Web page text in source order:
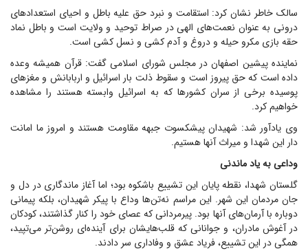
سالک خاطر نشان کرد: استقامت و نبرد حق علیه باطل و احیای استعداد‌های
درونی به عنوان نعمت‌های الهی در صراط توحید و ولایت است و باطل نماد
حقه بازی مکرو حیله و دروغ و آدم کشی و نسل کشی است.
نماینده پیشین اصفهان در مجلس شورای اسلامی گفت: قرآن همیشه وعده
داده است که حق پیروز است و سقوط ذلت بار اسرائیل و اربابانش و مغز‌های
پوسیده برخی از سران کشور‌ها که به اسرائیل وابسته هستند را مشاهده
خواهیم کرد.
وی یادآور شد: شهیدان پیشکسوت جبهه مقاومت هستند و امروز ما امانت
دار این شهدا و میراث آنها هستیم.
وداعی به یاد ماندنی
گلستان شهدا، نقطه پایان این تشییع باشکوه بود؛ اما آغاز ماندگاری در دل و
جان مردمان این شهر. این مراسم نه‌تن‌ها وداع با پیکر شهیدان، بلکه پیمانی
دوباره با آرمان‌های آنها بود. پیرمردانی که عصای خود را کنار گذاشتند، کودکان
در آغوش مادران، و جوانانی که قلب‌هایشان برای آینده‌ای روشن‌تر می‌تپید،
همگی در این تشییع، فریاد عشق و وفاداری سر دادند.